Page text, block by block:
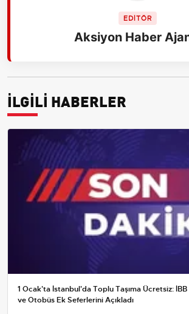
EDİTÖR
Aksiyon Haber
İLGİLİ HABERLER
1 Ocak'ta İstanbul'da Toplu Taşıma Ücretsiz:
ve Otobüs Ek Seferlerini Açıkladı